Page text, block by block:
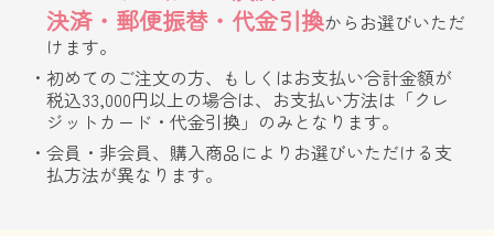
決済・郵便振替・代金引換からお選びいただ
けます。
初めてのご注文の方、もしくはお支払い合計金額が
税込33,000円以上の場合は、お支払い方法は「クレ
ジットカード・代金引換」のみとなります。
会員・非会員、購入商品によりお選びいただける支
払方法が異なります。